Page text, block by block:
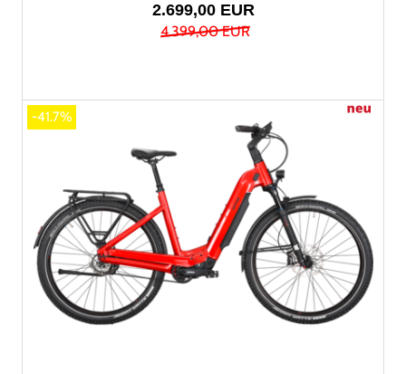
2.699,00 EUR
4.399,00 EUR
-41.7%